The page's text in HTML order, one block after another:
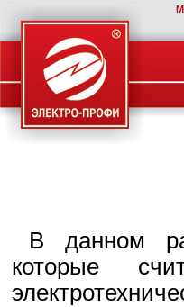
В данном
которые